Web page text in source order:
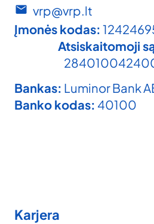
vrp@vrp.lt
Įmonės kodas:
Atsiskaitomoji
Bankas: Luminor Bank
Banko kodas: 40100
Karjera